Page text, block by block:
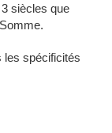
siècles que
les spécificités